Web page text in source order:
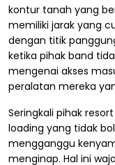
kontur tanah yang
memiliki jarak yang
dengan titik
ketika pihak band
mengenai akses
peralatan mereka
Seringkali pihak
loading yang tidak
mengganggu
menginap. Hal ini